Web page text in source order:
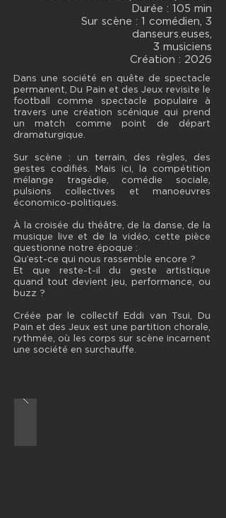
Durée : 105 min
Sur scène : 1 comédien, 3
danseurs.euses,
3 musiciens
Création : 2026
Dans une société en quête de spectacle
permanent, Du Pain et des Jeux revisite le
football comme spectacle populaire à
travers une création scénique qui prend
un match comme point de départ
dramaturgique.
Sur scène : un terrain, des règles, des
gestes codifiés. Mais ici, la compétition
mélange tragédie, comédie sociale,
pulsions collectives et manoeuvres
économico-politiques.
À la croisée du théâtre, de la danse, de la
musique live et de la vidéo, cette pièce
questionne notre époque :
Qu’est-ce qui nous rassemble encore ?
Et que reste-t-il du geste artistique
quand tout devient jeu, performance, ou
buzz ?
Créée par le collectif Eddi van Tsui, Du
Pain et des Jeux est une partition chorale,
rythmée, où les corps sur scène incarnent
une société en surchauffe.